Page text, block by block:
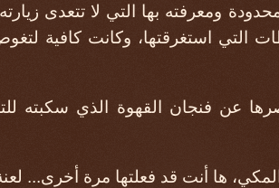
ومعرفته بها التي لا تتعدى
التي استغرقتها، وكانت كافية
عن فنجان القهوة الذي سكبته
ها أنت قد فعلتها مرة أخرى...